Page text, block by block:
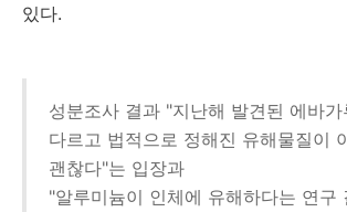
있다.
성분조사 결과 "지난해 발견된 에바가
다르고 법적으로 정해진 유해물질이
괜찮다"는 입장과
"알루미늄이 인체에 유해하다는 연구